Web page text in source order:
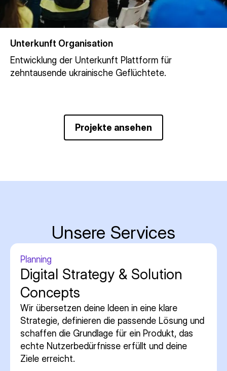
Unterkunft Organisation
Entwicklung der Unterkunft Plattform für
zehntausende ukrainische Geflüchtete.
Projekte ansehen
Unsere Services
Planning
Digital Strategy & Solution
Concepts
Wir übersetzen deine Ideen in eine klare
Strategie, definieren die passende Lösung und
schaffen die Grundlage für ein Produkt, das
echte Nutzerbedürfnisse erfüllt und deine
Ziele erreicht.